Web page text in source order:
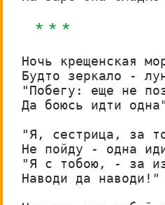
* * *
Ночь крещенская
Будто зеркало -
"Побегу: еще не
Да боюсь идти
"Я, сестрица, за
Не пойду - одна
"Я с тобою, - за
Наводи да наводи!"